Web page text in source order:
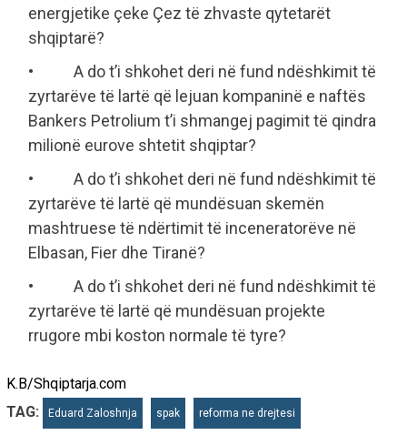
energjetike çeke Çez të zhvaste qytetarët
shqiptarë?
• A do t’i shkohet deri në fund ndëshkimit të
zyrtarëve të lartë që lejuan kompaninë e naftës
Bankers Petrolium t’i shmangej pagimit të qindra
milionë eurove shtetit shqiptar?
• A do t’i shkohet deri në fund ndëshkimit të
zyrtarëve të lartë që mundësuan skemën
mashtruese të ndërtimit të inceneratorëve në
Elbasan, Fier dhe Tiranë?
• A do t’i shkohet deri në fund ndëshkimit të
zyrtarëve të lartë që mundësuan projekte
rrugore mbi koston normale të tyre?
K.B/Shqiptarja.com
TAG:
Eduard Zaloshnja spak reforma ne drejtesi